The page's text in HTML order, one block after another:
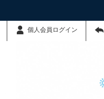
個人会員ログイン